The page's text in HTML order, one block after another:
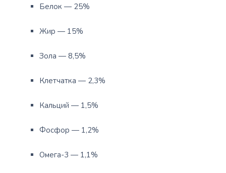
Белок — 25%
Жир — 15%
Зола — 8,5%
Клетчатка — 2,3%
Кальций — 1,5%
Фосфор — 1,2%
Омега-3 — 1,1%